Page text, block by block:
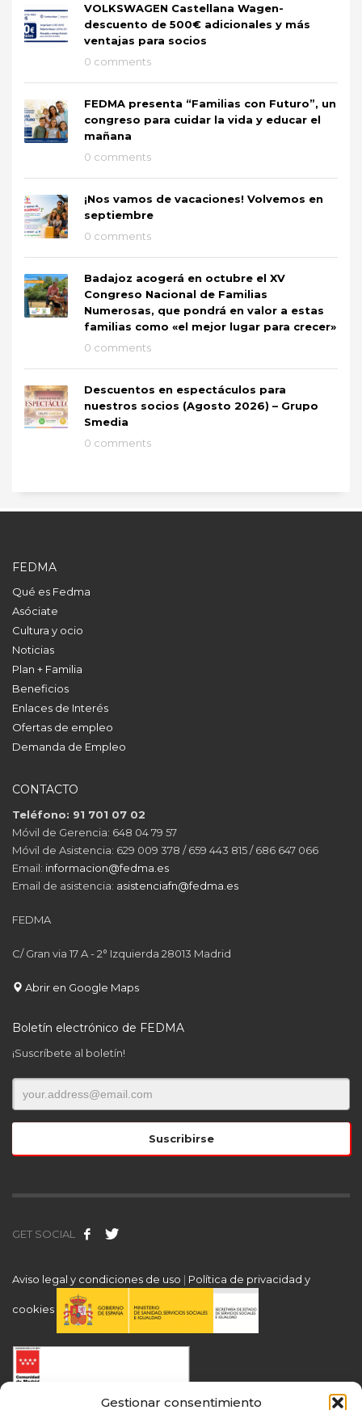
Gestionar consentimiento
VOLKSWAGEN Castellana Wagen-
descuento de 500€ adicionales y más
ventajas para socios
0 comments
FEDMA presenta “Familias con Futuro”, un
congreso para cuidar la vida y educar el
mañana
0 comments
¡Nos vamos de vacaciones! Volvemos en
septiembre
0 comments
Badajoz acogerá en octubre el XV
Congreso Nacional de Familias
Numerosas, que pondrá en valor a estas
familias como «el mejor lugar para crecer»
0 comments
Descuentos en espectáculos para
nuestros socios (Agosto 2026) – Grupo
Smedia
0 comments
FEDMA
Qué es Fedma
Asóciate
Cultura y ocio
Noticias
Plan + Familia
Beneficios
Enlaces de Interés
Ofertas de empleo
Demanda de Empleo
CONTACTO
Teléfono: 91 701 07 02
Móvil de Gerencia: 648 04 79 57
Móvil de Asistencia: 629 009 378 / 659 443 815 / 686 647 066
Email: informacion@fedma.es
Email de asistencia: asistenciafn@fedma.es
FEDMA
C/ Gran via 17 A - 2° Izquierda 28013 Madrid
Abrir en Google Maps
Boletín electrónico de FEDMA
¡Suscríbete al boletín!
GET SOCIAL
Aviso legal y condiciones de uso | Política de privacidad y
cookies